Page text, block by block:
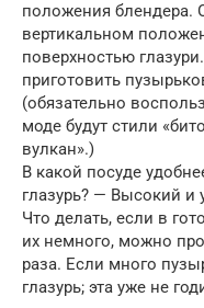
положения блендера.
вертикальном
поверхностью
приготовить
(обязательно
моде будут стили
вулкан».)
В какой посуде
глазурь? — Высокий и
Что делать, если в
их немного, можно
раза. Если много
глазурь; эта уже не